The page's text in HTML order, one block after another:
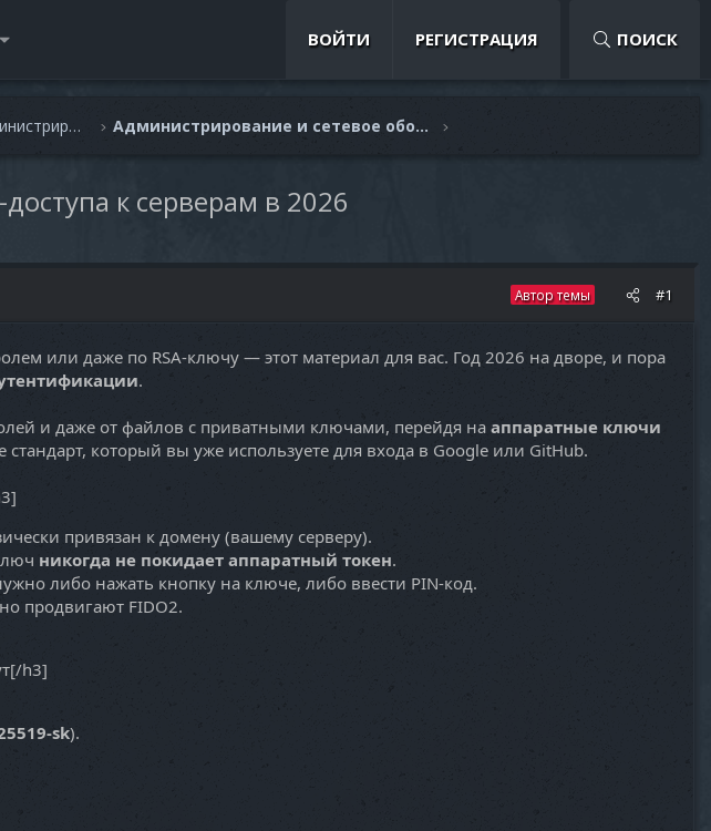
ВОЙТИ РЕГИСТРАЦИЯ ПОИСК
Операционные системы и администрирование Администрирование и сетевое оборудование
к серверам в 2026
Автор темы #1
или даже по RSA-ключу — этот материал для вас. Год 2026 на дворе, и пора
.
и даже от файлов с приватными ключами, перейдя на аппаратные ключи
стандарт, который вы уже используете для входа в Google или GitHub.
привязан к домену (вашему серверу).
никогда не покидает аппаратный токен.
либо нажать кнопку на ключе, либо ввести PIN-код.
продвигают FIDO2.
h3]
sk).